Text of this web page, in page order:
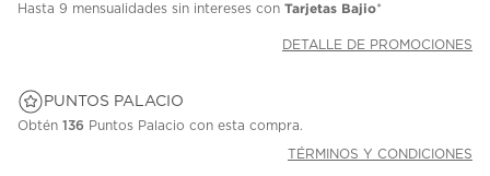
Hasta 9 mensualidades sin intereses con Tarjetas Bajio*
DETALLE DE PROMOCIONES
PUNTOS PALACIO
Obtén 136 Puntos Palacio con esta compra.
TÉRMINOS Y CONDICIONES